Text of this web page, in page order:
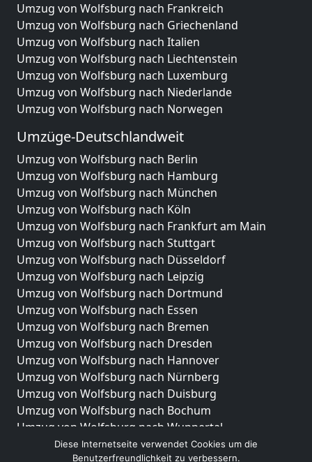
Umzug von Wolfsburg nach Frankreich
Umzug von Wolfsburg nach Griechenland
Umzug von Wolfsburg nach Italien
Umzug von Wolfsburg nach Liechtenstein
Umzug von Wolfsburg nach Luxemburg
Umzug von Wolfsburg nach Niederlande
Umzug von Wolfsburg nach Norwegen
Umzüge-Deutschlandweit
Umzug von Wolfsburg nach Berlin
Umzug von Wolfsburg nach Hamburg
Umzug von Wolfsburg nach München
Umzug von Wolfsburg nach Köln
Umzug von Wolfsburg nach Frankfurt am Main
Umzug von Wolfsburg nach Stuttgart
Umzug von Wolfsburg nach Düsseldorf
Umzug von Wolfsburg nach Leipzig
Umzug von Wolfsburg nach Dortmund
Umzug von Wolfsburg nach Essen
Umzug von Wolfsburg nach Bremen
Umzug von Wolfsburg nach Dresden
Umzug von Wolfsburg nach Hannover
Umzug von Wolfsburg nach Nürnberg
Umzug von Wolfsburg nach Duisburg
Umzug von Wolfsburg nach Bochum
Umzug von Wolfsburg nach Wuppertal
Umzug von Wolfsburg nach Bielefeld
Diese Internetseite verwendet Cookies um die
Benutzerfreundlichkeit zu verbessern.